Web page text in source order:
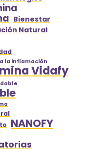
Bienestar
Natural
la inflamación
Vidafy
NANOFY